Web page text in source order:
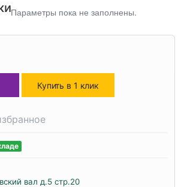
Параметры пока не заполнены.
Купить в 1 клик
вал д.5 стр.20